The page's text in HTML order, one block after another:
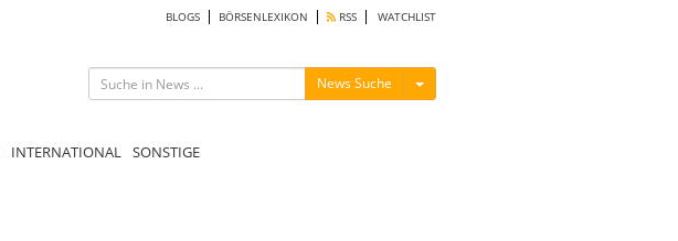
BLOGS BÖRSENLEXIKON RSS WATCHLIST
News Suche Menü ein-/ausblenden
INTERNATIONAL SONSTIGE